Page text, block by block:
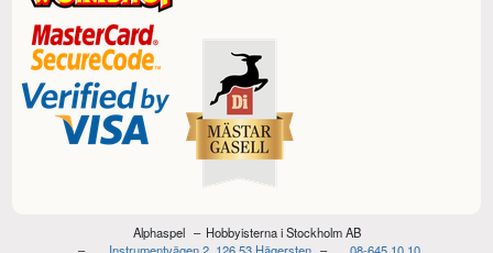
Alphaspel
Hobbyisterna i Stockholm AB
Instrumentvägen 2, 126 53 Hägersten
08-645 10 10